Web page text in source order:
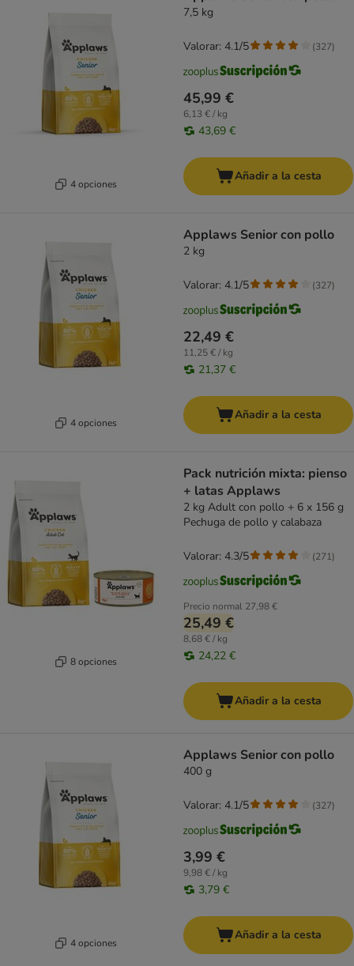
4 opciones
7,5 kg
45,99 €
6,13 € / kg
43,69 €
Valorar: 4.1/5 (327)
Añadir a la cesta
4 opciones
Applaws Senior con pollo
2 kg
22,49 €
11,25 € / kg
21,37 €
Valorar: 4.1/5 (327)
Añadir a la cesta
8 opciones
Pack nutrición mixta: pienso
+ latas Applaws
2 kg Adult con pollo + 6 x 156 g
Pechuga de pollo y calabaza
Precio normal 27,98 €
25,49 €
8,68 € / kg
24,22 €
Valorar: 4.3/5 (271)
Añadir a la cesta
4 opciones
Applaws Senior con pollo
400 g
3,99 €
9,98 € / kg
3,79 €
Valorar: 4.1/5 (327)
Añadir a la cesta